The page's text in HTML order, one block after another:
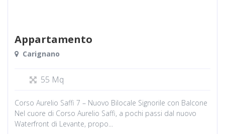
Appartamento
Carignano
55 Mq
Corso Aurelio Saffi 7 – Nuovo Bilocale Signorile con Balcone
Nel cuore di Corso Aurelio Saffi, a pochi passi dal nuovo
Waterfront di Levante, propo...